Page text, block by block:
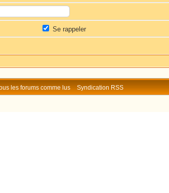
Se rappeler
les forums comme lus Syndication RSS